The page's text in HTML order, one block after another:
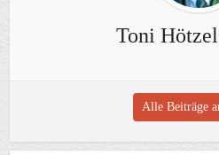
Toni
Alle Beiträge